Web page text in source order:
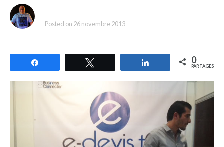
Posted on 26 novembre 2013
Partagez 0
PARTAGES